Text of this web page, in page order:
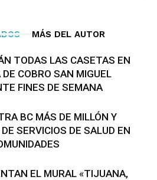
MÁS DEL AUTOR
TODAS LAS CASETAS EN
COBRO SAN MIGUEL
FINES DE SEMANA
BC MÁS DE MILLÓN Y
SERVICIOS DE SALUD EN
EL MURAL «TIJUANA,